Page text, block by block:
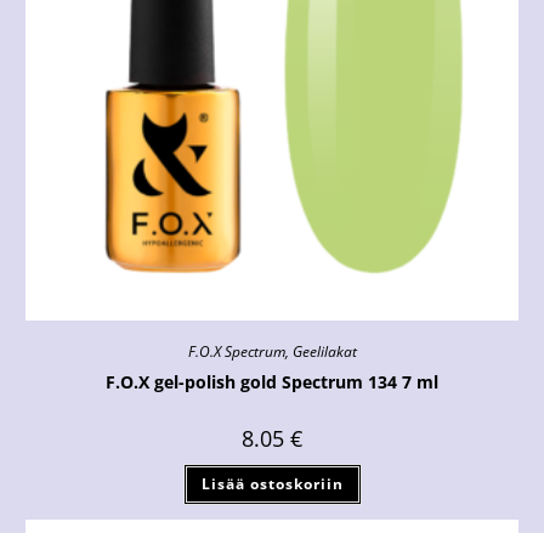
F.O.X Spectrum, Geelilakat
F.O.X gel-polish gold Spectrum 134 7 ml
8.05 €
Lisää ostoskoriin